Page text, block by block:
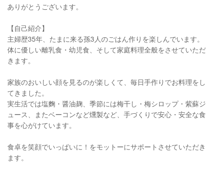
ありがとうございます。
【自己紹介】
主婦歴35年、たまに来る孫3人のごはん作りを楽しんでいます。
体に優しい離乳食・幼児食、そして家庭料理全般をさせていただ
きます。
家族のおいしい顔を見るのが楽しくて、毎日手作りでお料理をし
てきました。
実生活では塩麴・醤油麹、季節には梅干し・梅シロップ・紫蘇ジ
ュース、またベーコンなど燻製など、手づくりで安心・安全な食
事を心がけています。
食卓を笑顔でいっぱいに！をモットーにサポートさせていただき
ます。